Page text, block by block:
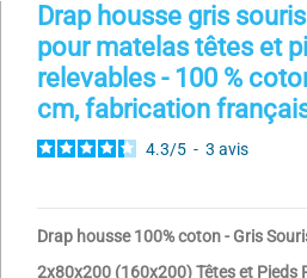
Drap housse gris
pour matelas têtes et
relevables - 100 %
cm, fabrication
4.3/5 - 3 avis
Drap housse 100% coton - Gris
2x80x200 (160x200) Têtes et Pieds